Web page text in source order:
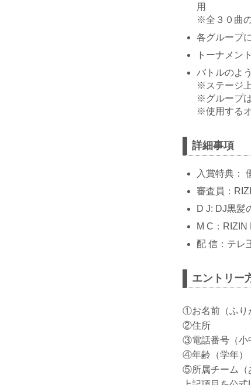
用
※全３０曲
各グループ
トーナメン
バトルのよ
※ステージ
※グループ
※使用する
詳細事項
入賞特典：
審査員：
D J: DJ黒髪
M C：
配 信：テレ
エントリー
①お名前（ふり
②住所
③電話番号（小
④年齢（学年）
⑤所属チーム（